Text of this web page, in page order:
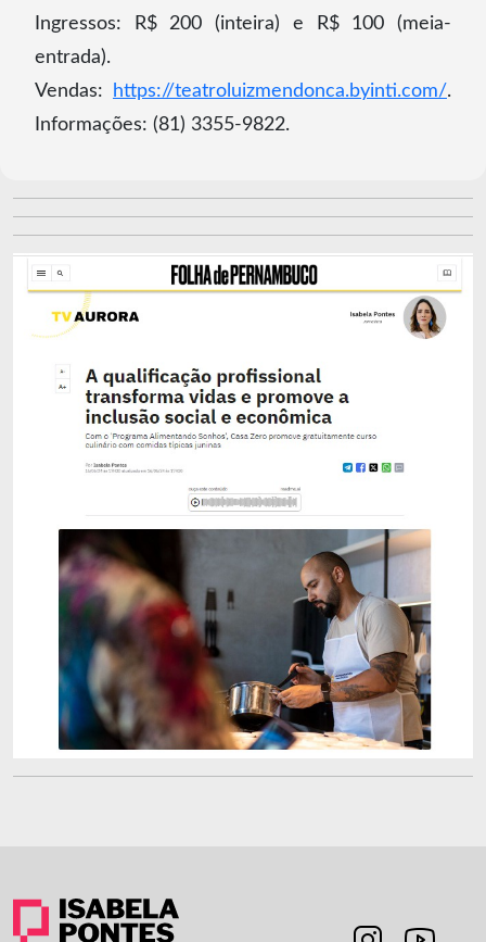
Ingressos: R$ 200 (inteira) e R$ 100 (meia-
entrada).
Vendas:
https://teatroluizmendonca.byinti.com/.
Informações: (81) 3355-9822.